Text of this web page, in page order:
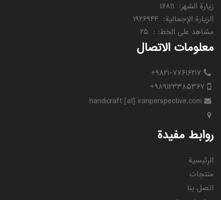
زيارة الشهر: ۱۶۸۱۱
الزيارة الإجمالية: ۱۹۲۶۹۴۴
مشاهد على الخط: : ۲۵
معلومات الاتصال
+۹۸۲۱-۷۷۶۱۶۲۱۷
+۹۸۹۱۲۳۳۸۵۳۶۷
handicraft [at] iranperspective.com
روابط مفيدة
الرئيسية
منتجات
اتصل بنا